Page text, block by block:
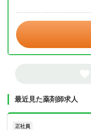
最近見た薬剤師求人
正社員